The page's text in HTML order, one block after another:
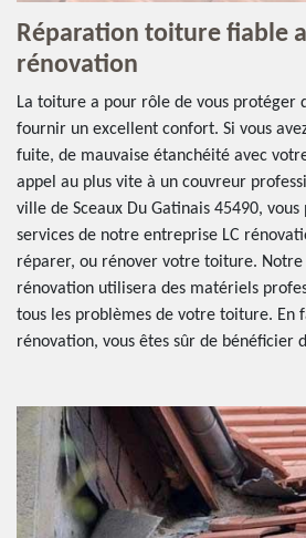
Réparation toiture fiable
rénovation
La toiture a pour rôle de vous protéger
fournir un excellent confort. Si vous
fuite, de mauvaise étanchéité avec
appel au plus vite à un couvreur
ville de Sceaux Du Gatinais 45490,
services de notre entreprise LC
réparer, ou rénover votre toiture. Notre
rénovation utilisera des matériels
tous les problèmes de votre toiture. En
rénovation, vous êtes sûr de bénéficier